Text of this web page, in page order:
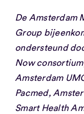
De Amsterdam
Group
ondersteund
Now
Amsterdam
Pacmed,
Smart Health